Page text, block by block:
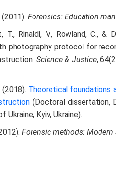
(2011). Forensics: Education
T., Rinaldi, V., Rowland, C.,
photography protocol for
Science & Justice,
(2018). Theoretical foundations
(Doctoral dissertation,
Kyiv, Ukraine).
Forensic methods: